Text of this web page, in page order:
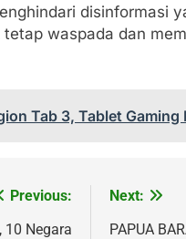
disinformasi
waspada dan
Tab 3, Tablet Gaming
Previous:
10 Negara
Next:
PAPUA